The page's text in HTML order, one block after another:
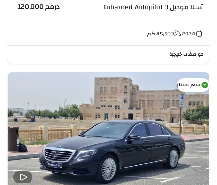
تسلا موديل 3 Enhanced Autopilot درهم 120,000
2024
45,500كم
مواصفات خليجية
سعر ممتاز